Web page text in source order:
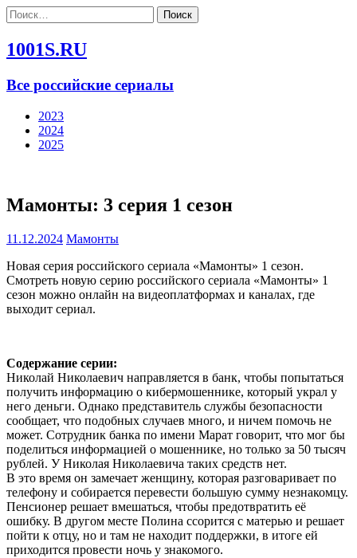
Найти:
1001S.RU
Все российские сериалы
2023
2024
2025
Мамонты: 3 серия 1 сезон
11.12.2024 Мамонты
Новая серия российского сериала «Мамонты» 1 сезон.
Смотреть новую серию российского сериала «Мамонты» 1
сезон можно онлайн на видеоплатформах и каналах, где
выходит сериал.
Содержание серии:
Николай Николаевич направляется в банк, чтобы попытаться
получить информацию о кибермошеннике, который украл у
него деньги. Однако представитель службы безопасности
сообщает, что подобных случаев много, и ничем помочь не
может. Сотрудник банка по имени Марат говорит, что мог бы
поделиться информацией о мошеннике, но только за 50 тысяч
рублей. У Николая Николаевича таких средств нет.
В это время он замечает женщину, которая разговаривает по
телефону и собирается перевести большую сумму незнакомцу.
Пенсионер решает вмешаться, чтобы предотвратить её
ошибку. В другом месте Полина ссорится с матерью и решает
пойти к отцу, но и там не находит поддержки, в итоге ей
приходится провести ночь у знакомого.